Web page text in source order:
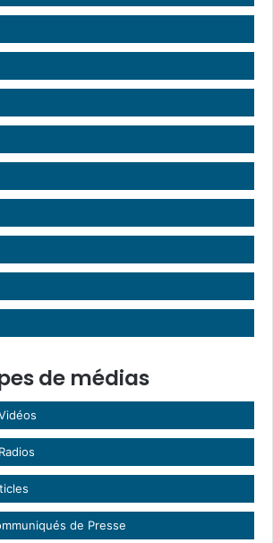
de médias
de Presse